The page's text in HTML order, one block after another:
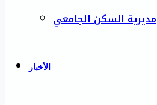
مديرية السكن الجامعي
الأخبار